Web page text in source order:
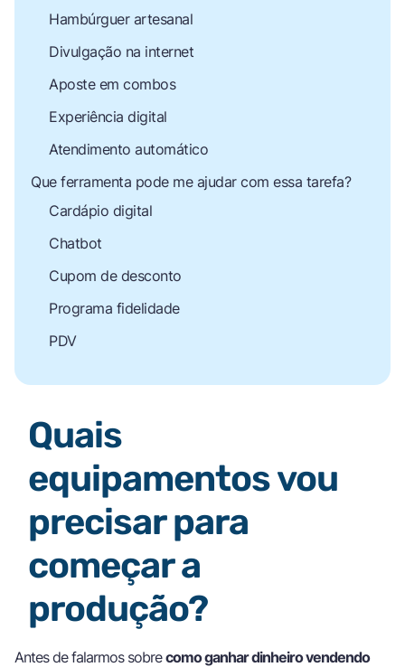
Hambúrguer artesanal
Divulgação na internet
Aposte em combos
Experiência digital
Atendimento automático
Que ferramenta pode me ajudar com essa tarefa?
Cardápio digital
Chatbot
Cupom de desconto
Programa fidelidade
PDV
Quais
equipamentos vou
precisar para
começar a
produção?
Antes de falarmos sobrecomo ganhar dinheiro vendendo